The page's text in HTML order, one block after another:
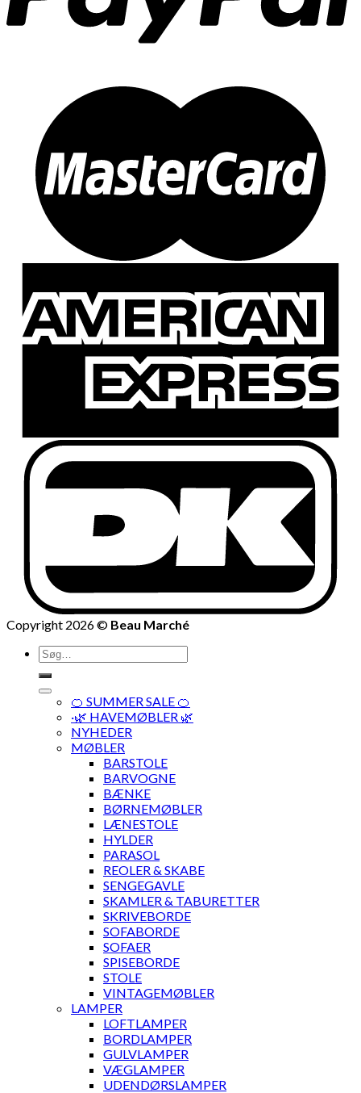
Copyright 2026 © Beau Marché
Søg
efter:
🍊 SUMMER SALE 🍊
·🌿 HAVEMØBLER 🌿
NYHEDER
MØBLER
BARSTOLE
BARVOGNE
BÆNKE
BØRNEMØBLER
LÆNESTOLE
HYLDER
PARASOL
REOLER & SKABE
SENGEGAVLE
SKAMLER & TABURETTER
SKRIVEBORDE
SOFABORDE
SOFAER
SPISEBORDE
STOLE
VINTAGEMØBLER
LAMPER
LOFTLAMPER
BORDLAMPER
GULVLAMPER
VÆGLAMPER
UDENDØRSLAMPER